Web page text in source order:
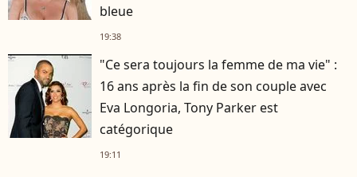
bleue
19:38
"Ce sera toujours la femme de ma vie" :
16 ans après la fin de son couple avec
Eva Longoria, Tony Parker est
catégorique
19:11